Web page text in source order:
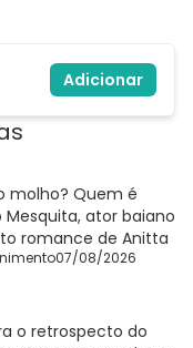
Adicionar
molho? Quem é
Mesquita, ator baiano
romance de Anitta
07/08/2026
o retrospecto do